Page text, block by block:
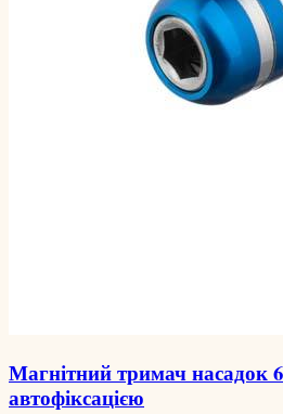
Магнітний тримач насадок
автофіксацією